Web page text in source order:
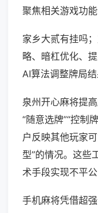
聚焦相关游戏功能
家乡大贰有挂吗
略、暗杠优化、
AI算法调整牌局结
泉州开心麻将提
“随意选牌”“控制
户反映其他玩家
型”的情况。这些
术手段实现不平公
手机麻将凭借超